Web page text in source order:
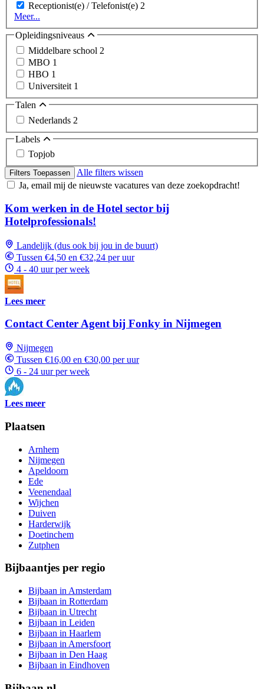
Receptionist(e) / Telefonist(e) 2
Meer...
Opleidingsniveaus
Middelbare school 2
MBO 1
HBO 1
Universiteit 1
Talen
Nederlands 2
Labels
Topjob
Filters Toepassen
Alle filters wissen
Ja, email mij de nieuwste vacatures van deze zoekopdracht!
Kom werken in de Hotel sector bij
Hotelprofessionals!
Landelijk (dus ook bij jou in de buurt)
Tussen €4,50 en €32,24 per uur
4 - 40 uur per week
Lees meer
Contact Center Agent bij Fonky in Nijmegen
Nijmegen
Tussen €16,00 en €30,00 per uur
6 - 24 uur per week
Lees meer
Plaatsen
Arnhem
Nijmegen
Apeldoorn
Ede
Veenendaal
Wijchen
Duiven
Harderwijk
Doetinchem
Zutphen
Bijbaantjes per regio
Bijbaan in Amsterdam
Bijbaan in Rotterdam
Bijbaan in Utrecht
Bijbaan in Leiden
Bijbaan in Haarlem
Bijbaan in Amersfoort
Bijbaan in Den Haag
Bijbaan in Eindhoven